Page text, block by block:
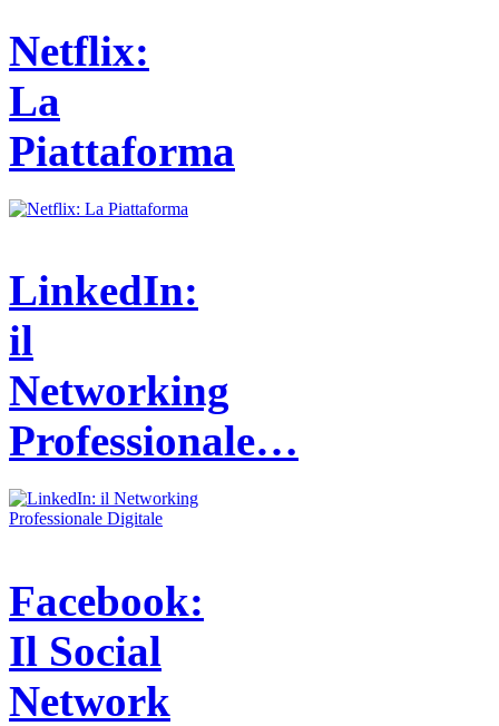
Netflix:
La
Piattaforma
LinkedIn:
il
Networking
Professionale…
Facebook:
Il Social
Network